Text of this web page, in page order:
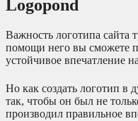
Logopond
Важность логотипа сайта
помощи него вы сможете
устойчивое впечатление
Но как создать логотип в
так, чтобы он был не
производил правильное